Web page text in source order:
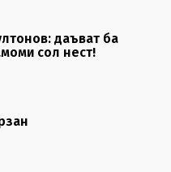
даъват ба
сол нест!